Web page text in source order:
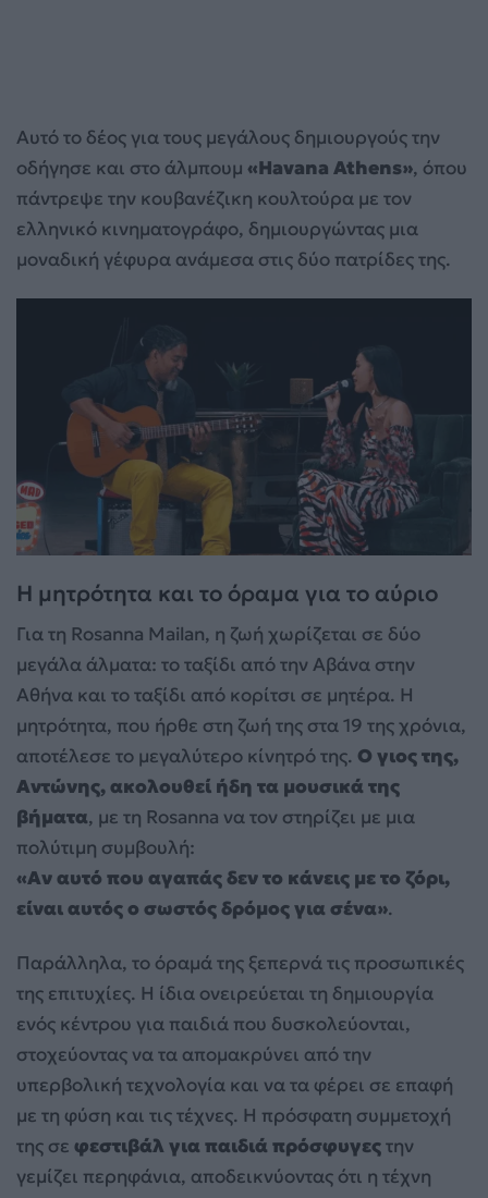
Αυτό το δέος για τους μεγάλους δημιουργούς την
οδήγησε και στο άλμπουμ «Havana Athens», όπου
πάντρεψε την κουβανέζικη κουλτούρα με τον
ελληνικό κινηματογράφο, δημιουργώντας μια
μοναδική γέφυρα ανάμεσα στις δύο πατρίδες της.
Η μητρότητα και το όραμα για το αύριο
Για τη Rosanna Mailan, η ζωή χωρίζεται σε δύο
μεγάλα άλματα: το ταξίδι από την Αβάνα στην
Αθήνα και το ταξίδι από κορίτσι σε μητέρα. Η
μητρότητα, που ήρθε στη ζωή της στα 19 της χρόνια,
αποτέλεσε το μεγαλύτερο κίνητρό της. Ο γιος της,
Αντώνης, ακολουθεί ήδη τα μουσικά της
βήματα, με τη Rosanna να τον στηρίζει με μια
πολύτιμη συμβουλή:
«Αν αυτό που αγαπάς δεν το κάνεις με το ζόρι,
είναι αυτός ο σωστός δρόμος για σένα».
Παράλληλα, το όραμά της ξεπερνά τις προσωπικές
της επιτυχίες. Η ίδια ονειρεύεται τη δημιουργία
ενός κέντρου για παιδιά που δυσκολεύονται,
στοχεύοντας να τα απομακρύνει από την
υπερβολική τεχνολογία και να τα φέρει σε επαφή
με τη φύση και τις τέχνες. Η πρόσφατη συμμετοχή
της σε φεστιβάλ για παιδιά πρόσφυγεςτην
γεμίζει περηφάνια, αποδεικνύοντας ότι η τέχνη